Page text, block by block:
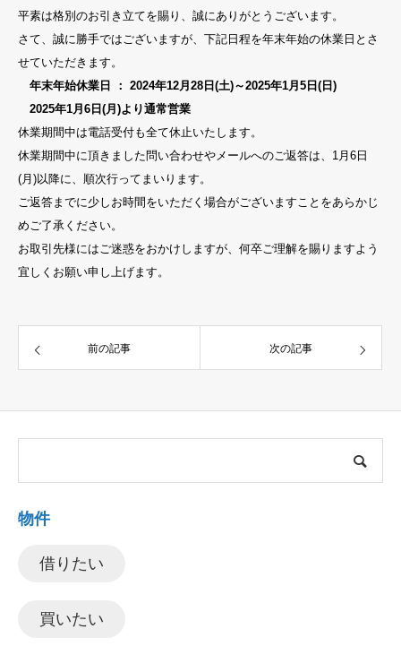
平素は格別のお引き立てを賜り、誠にありがとうございます。
さて、誠に勝手ではございますが、下記日程を年末年始の休業日とさ
せていただきます。
年末年始休業日 ： 2024年12月28日(土)～2025年1月5日(日)
2025年1月6日(月)より通常営業
休業期間中は電話受付も全て休止いたします。
休業期間中に頂きました問い合わせやメールへのご返答は、1月6日
(月)以降に、順次行ってまいります。
ご返答までに少しお時間をいただく場合がございますことをあらかじ
めご了承ください。
お取引先様にはご迷惑をおかけしますが、何卒ご理解を賜りますよう
宜しくお願い申し上げます。
前の記事 次の記事
物件
借りたい
買いたい